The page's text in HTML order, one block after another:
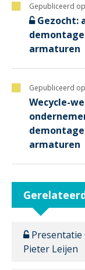
Gepubliceerd
Gezocht:
armaturen
Gepubliceerd
Wecycle-
armaturen
Presentatie
Pieter Leijen